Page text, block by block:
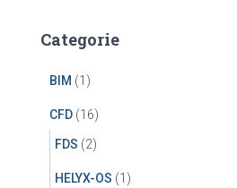
Categorie
BIM (1)
CFD (16)
FDS (2)
HELYX-OS (1)